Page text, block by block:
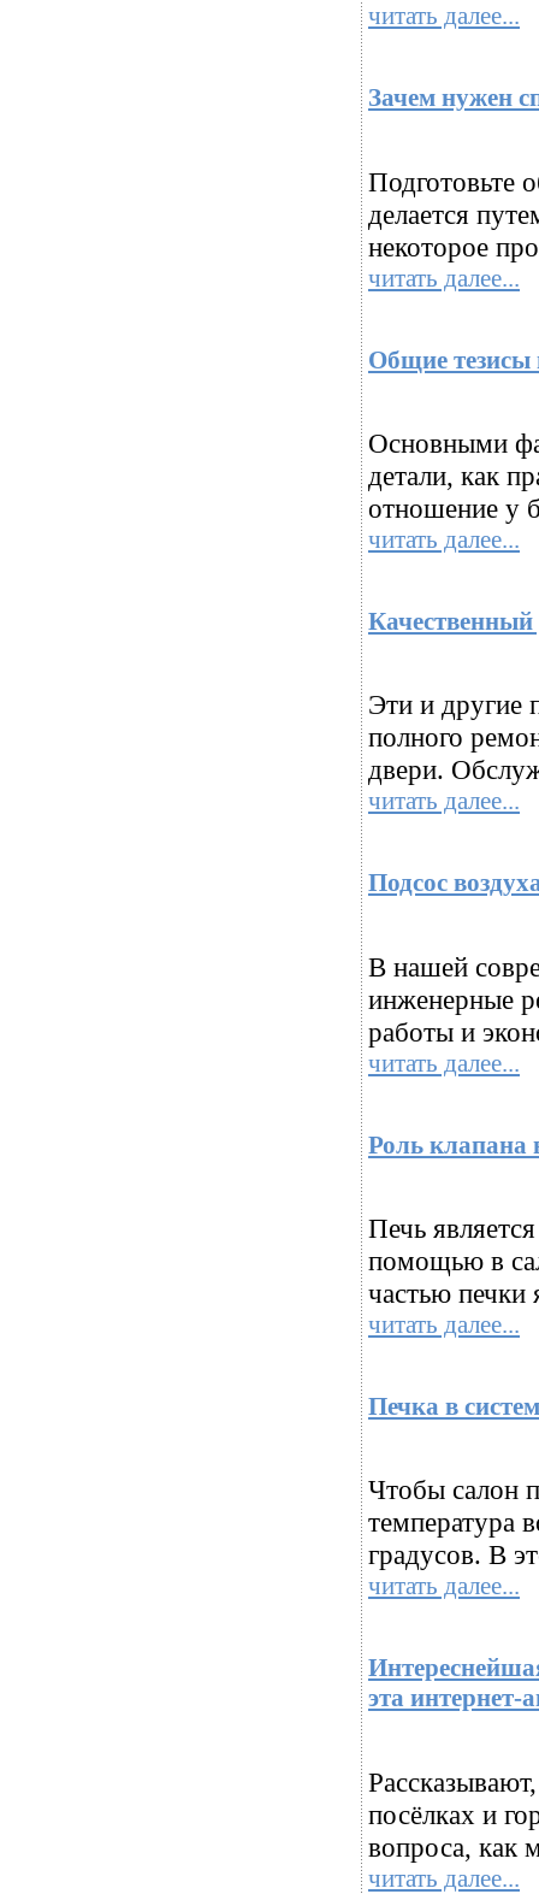
читать далее...
Зачем нужен
Подготовьте
делается
некоторое
читать далее...
Общие тезисы
Основными
детали, как
отношение у
читать далее...
Эти и другие
полного
двери.
читать далее...
Подсос
В нашей
инженерные
работы и
читать далее...
Роль клапана
Печь
помощью в
частью печки
читать далее...
Печка в
Чтобы салон
температура
градусов. В
читать далее...
эта
посёлках и
вопроса, как
читать далее...